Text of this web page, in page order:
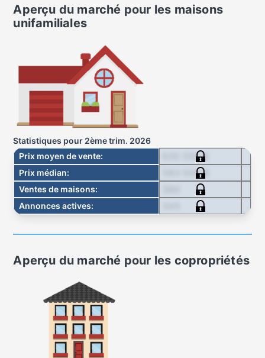
Aperçu du marché pour les maisons
unifamiliales
Statistiques pour 2ème trim. 2026
Prix moyen de vente: 635 550 $
Prix médian: 583 500 $
Ventes de maisons:
Annonces actives:
Aperçu du marché pour les copropriétés